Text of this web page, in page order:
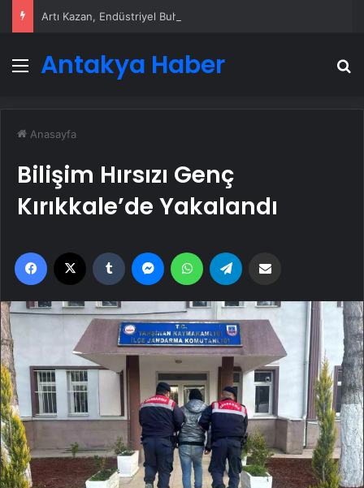
Menü
Antakya Haber
Anasayfa
Bilişim Hırsızı Genç
Kırıkkale’de Yakalandı
Facebook Tumblr MessengerWhatsApp